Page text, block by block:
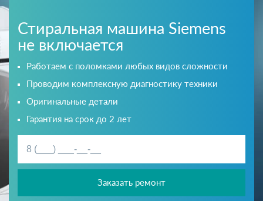
Стиральная машина Siemens
не включается
Работаем с поломками любых видов сложности
Проводим комплексную диагностику техники
Оригинальные детали
Гарантия на срок до 2 лет
Заказать ремонт